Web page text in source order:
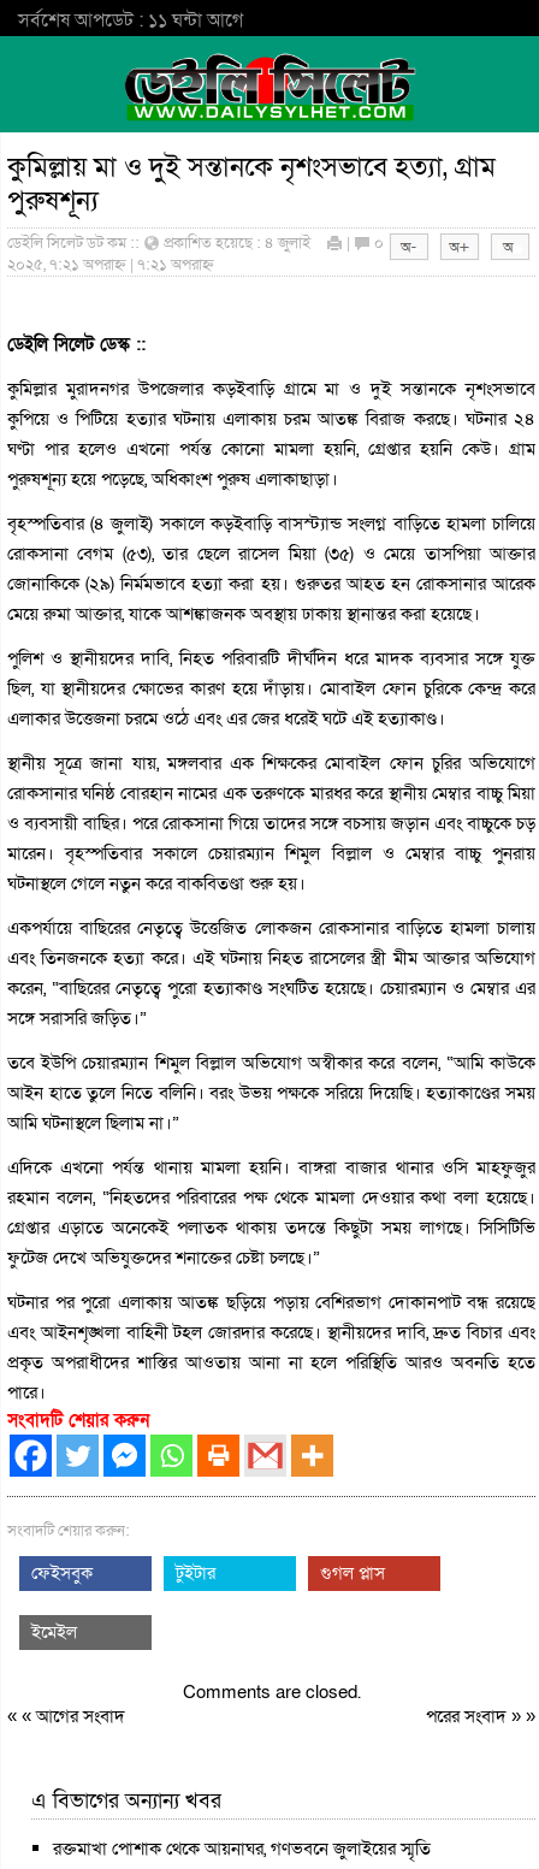
সর্বশেষ আপডেট : ১১ ঘন্টা আগে
কুমিল্লায় মা ও দুই সন্তানকে নৃশংসভাবে হত্যা, গ্রাম
পুরুষশূন্য
ডেইলি সিলেট ডট কম ::
প্রকাশিত হয়েছে : ৪ জুলাই
২০২৫, ৭:২১ অপরাহ্ন | ৭:২১ অপরাহ্ন
| ০
ডেইলি সিলেট ডেস্ক ::
কুমিল্লার মুরাদনগর উপজেলার কড়ইবাড়ি গ্রামে মা ও দুই সন্তানকে নৃশংসভাবে
কুপিয়ে ও পিটিয়ে হত্যার ঘটনায় এলাকায় চরম আতঙ্ক বিরাজ করছে। ঘটনার ২৪
ঘণ্টা পার হলেও এখনো পর্যন্ত কোনো মামলা হয়নি, গ্রেপ্তার হয়নি কেউ। গ্রাম
পুরুষশূন্য হয়ে পড়েছে, অধিকাংশ পুরুষ এলাকাছাড়া।
বৃহস্পতিবার (৪ জুলাই) সকালে কড়ইবাড়ি বাসস্ট্যান্ড সংলগ্ন বাড়িতে হামলা চালিয়ে
রোকসানা বেগম (৫৩), তার ছেলে রাসেল মিয়া (৩৫) ও মেয়ে তাসপিয়া আক্তার
জোনাকিকে (২৯) নির্মমভাবে হত্যা করা হয়। গুরুতর আহত হন রোকসানার আরেক
মেয়ে রুমা আক্তার, যাকে আশঙ্কাজনক অবস্থায় ঢাকায় স্থানান্তর করা হয়েছে।
পুলিশ ও স্থানীয়দের দাবি, নিহত পরিবারটি দীর্ঘদিন ধরে মাদক ব্যবসার সঙ্গে যুক্ত
ছিল, যা স্থানীয়দের ক্ষোভের কারণ হয়ে দাঁড়ায়। মোবাইল ফোন চুরিকে কেন্দ্র করে
এলাকার উত্তেজনা চরমে ওঠে এবং এর জের ধরেই ঘটে এই হত্যাকাণ্ড।
স্থানীয় সূত্রে জানা যায়, মঙ্গলবার এক শিক্ষকের মোবাইল ফোন চুরির অভিযোগে
রোকসানার ঘনিষ্ঠ বোরহান নামের এক তরুণকে মারধর করে স্থানীয় মেম্বার বাচ্চু মিয়া
ও ব্যবসায়ী বাছির। পরে রোকসানা গিয়ে তাদের সঙ্গে বচসায় জড়ান এবং বাচ্চুকে চড়
মারেন। বৃহস্পতিবার সকালে চেয়ারম্যান শিমুল বিল্লাল ও মেম্বার বাচ্চু পুনরায়
ঘটনাস্থলে গেলে নতুন করে বাকবিতণ্ডা শুরু হয়।
একপর্যায়ে বাছিরের নেতৃত্বে উত্তেজিত লোকজন রোকসানার বাড়িতে হামলা চালায়
এবং তিনজনকে হত্যা করে। এই ঘটনায় নিহত রাসেলের স্ত্রী মীম আক্তার অভিযোগ
করেন, “বাছিরের নেতৃত্বে পুরো হত্যাকাণ্ড সংঘটিত হয়েছে। চেয়ারম্যান ও মেম্বার এর
সঙ্গে সরাসরি জড়িত।”
তবে ইউপি চেয়ারম্যান শিমুল বিল্লাল অভিযোগ অস্বীকার করে বলেন, “আমি কাউকে
আইন হাতে তুলে নিতে বলিনি। বরং উভয় পক্ষকে সরিয়ে দিয়েছি। হত্যাকাণ্ডের সময়
আমি ঘটনাস্থলে ছিলাম না।”
এদিকে এখনো পর্যন্ত থানায় মামলা হয়নি। বাঙ্গরা বাজার থানার ওসি মাহফুজুর
রহমান বলেন, “নিহতদের পরিবারের পক্ষ থেকে মামলা দেওয়ার কথা বলা হয়েছে।
গ্রেপ্তার এড়াতে অনেকেই পলাতক থাকায় তদন্তে কিছুটা সময় লাগছে। সিসিটিভি
ফুটেজ দেখে অভিযুক্তদের শনাক্তের চেষ্টা চলছে।”
ঘটনার পর পুরো এলাকায় আতঙ্ক ছড়িয়ে পড়ায় বেশিরভাগ দোকানপাট বন্ধ রয়েছে
এবং আইনশৃঙ্খলা বাহিনী টহল জোরদার করেছে। স্থানীয়দের দাবি, দ্রুত বিচার এবং
প্রকৃত অপরাধীদের শাস্তির আওতায় আনা না হলে পরিস্থিতি আরও অবনতি হতে
পারে।
সংবাদটি শেয়ার করুন
সংবাদটি শেয়ার করুন:
ফেইসবুক টুইটার গুগল প্লাস
ইমেইল
Comments are closed.
« «আগের সংবাদ পরের সংবাদ» »
এ বিভাগের অন্যান্য খবর
রক্তমাখা পোশাক থেকে আয়নাঘর, গণভবনে জুলাইয়ের স্মৃতি